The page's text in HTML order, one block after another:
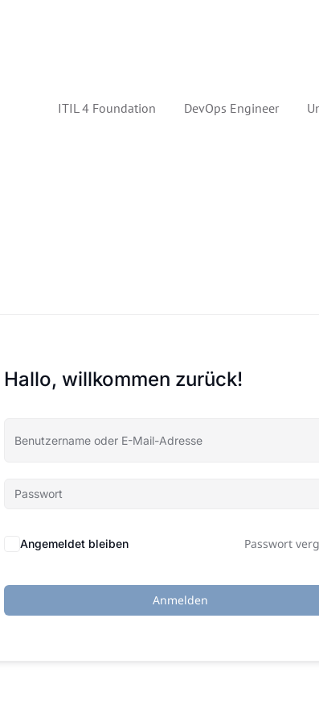
ITIL 4 Foundation DevOps Engineer
Hallo, willkommen zurück!
Angemeldet bleiben Passwort
Anmelden